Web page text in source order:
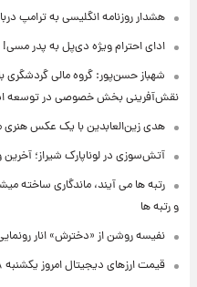
هشدار روزنامه انگلیسی به ترامپ
ادای احترام ویژه دی‌پل به پدر مسی!
شهباز حسن‌پور: گروه مالی گردشگری
نقش‌آفرینی بخش خصوصی در توسعه
هدی زین‌العابدین با یک عکس هنری
آتش‌سوزی در لوناپارک شیراز؛
رتبه ها می آیند، ماندگاری ساخته
و رتبه ها
نفیسه روشن از «دخترش» انار
قیمت ارزهای دیجیتال امروز یکشنبه ۱۸ مرداد ۱۴۰۵